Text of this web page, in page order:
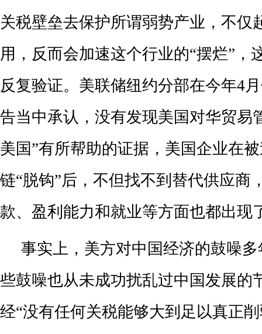
关税壁垒去保护所谓弱势产业，不仅
用，反而会加速这个行业的“摆烂”，
反复验证。美联储纽约分部在今年4
告当中承认，没有发现美国对华贸易
美国”有所帮助的证据，美国企业在
链“脱钩”后，不但找不到替代供应商
款、盈利能力和就业等方面也都出现
事实上，美方对中国经济的鼓噪
些鼓噪也从未成功扰乱过中国发展的
经“没有任何关税能够大到足以真正